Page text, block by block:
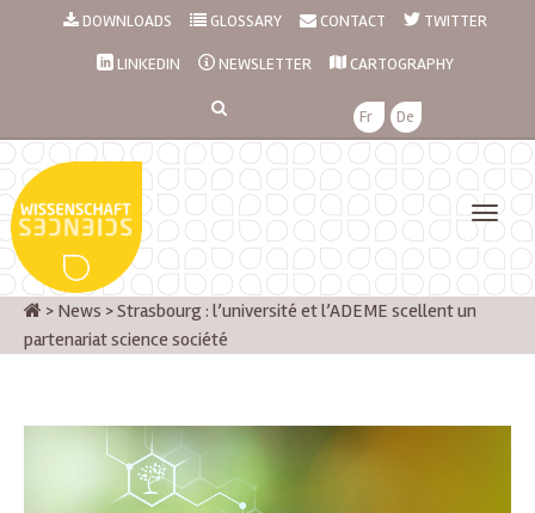
DOWNLOADS GLOSSARY CONTACT TWITTER
LINKEDIN NEWSLETTER CARTOGRAPHY
Fr De
> News >Strasbourg : l’université et l’ADEME scellent un
partenariat science société